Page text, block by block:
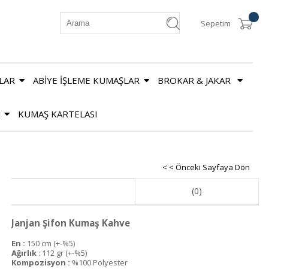
Sepetim
ABİYE İŞLEME KUMAŞLAR BROKAR & JAKAR
KUMAŞ KARTELASI
< < Önceki Sayfaya Dön
(0)
Janjan Şifon Kumaş Kahve
En : 150 cm (+-%5)
Ağırlık : 112 gr (+-%5)
Kompozisyon : %100 Polyester